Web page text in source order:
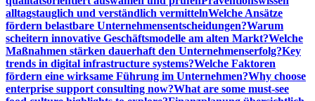
alltagstauglich und verständlich vermittelnWelche Ansätze
fördern belastbare Unternehmensentscheidungen?Warum
scheitern innovative Geschäftsmodelle am alten Markt?Welche
Maßnahmen stärken dauerhaft den Unternehmenserfolg?Key
trends in digital infrastructure systems?Welche Faktoren
fördern eine wirksame Führung im Unternehmen?Why choose
enterprise support consulting now?What are some must-see